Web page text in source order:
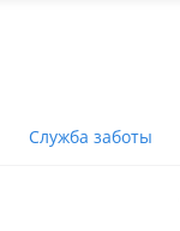
Служба заботы